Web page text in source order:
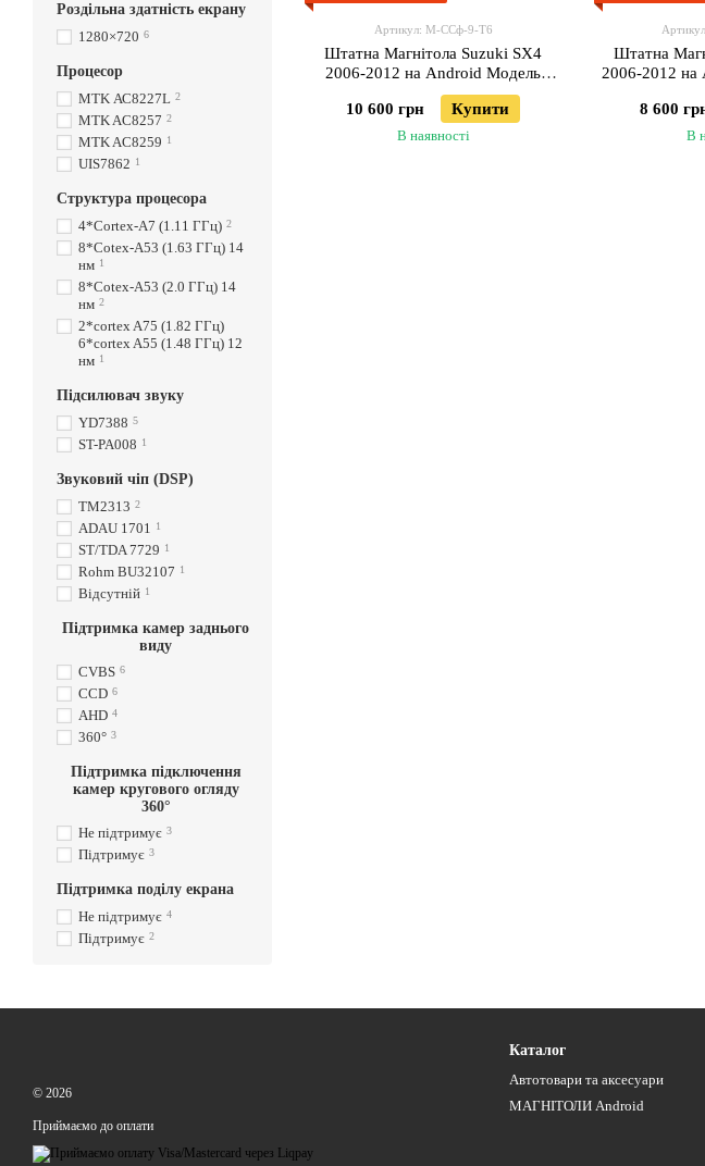
Артикул: М-ССф-9-Т6
Штатна Магнітола Suzuki SX4
2006-2012 на Android Модель
ТС10-8octaTop-4G-DSP-CarPlay
10 600 грн
Купити
В наявності
Штатна
2006-2012 на
A7-
8 600
В
Роздільна здатність екрану
1280×720 6
Процесор
МТK АС8227L 2
MTK AC8257 2
MTK AC8259 1
UIS7862 1
Структура процесора
4*Cortex-A7 (1.11 ГГц) 2
8*Cotex-A53 (1.63 ГГц) 14
нм 1
8*Cotex-A53 (2.0 ГГц) 14
нм 2
2*cortex A75 (1.82 ГГц)
6*cortex A55 (1.48 ГГц) 12
нм 1
Підсилювач звуку
YD7388 5
ST-PA008 1
Звуковий чіп (DSP)
TM2313 2
ADAU 1701 1
ST/TDA 7729 1
Rohm BU32107 1
Відсутній 1
Підтримка камер заднього
виду
CVBS 6
CCD 6
AHD 4
360° 3
Підтримка підключення
камер кругового огляду
360°
Не підтримує 3
Підтримує 3
Підтримка поділу екрана
Не підтримує 4
Підтримує 2
© 2026
Приймаємо до оплати
Каталог
Автотовари та аксесуари
МАГНІТОЛИ Android